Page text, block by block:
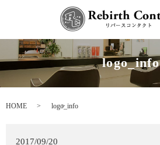
logo_info
HOME logo_info
2017/09/20